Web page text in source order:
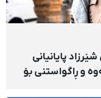
پایانیانی
و ڕاگواستنی بۆ